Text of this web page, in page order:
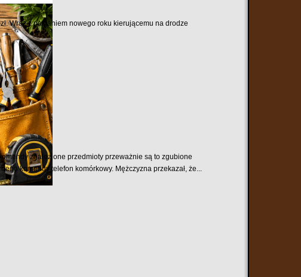
Wraz z nastaniem nowego roku kierującemu na drodze
znalezione przedmioty przeważnie są to zgubione
komendy telefon komórkowy. Mężczyzna przekazał, że...